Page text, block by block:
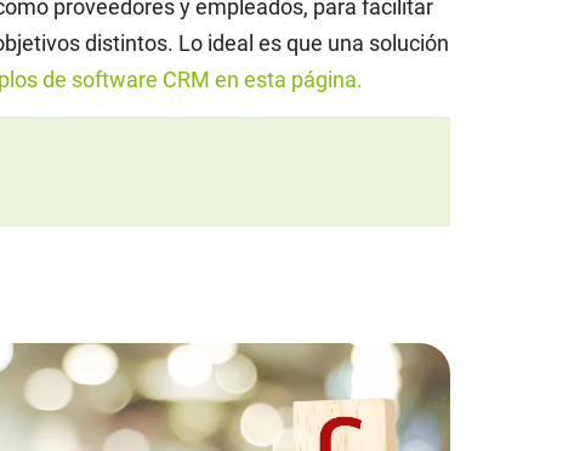
proveedores y empleados, para facilitar
distintos. Lo ideal es que una solución
de software CRM en esta página.